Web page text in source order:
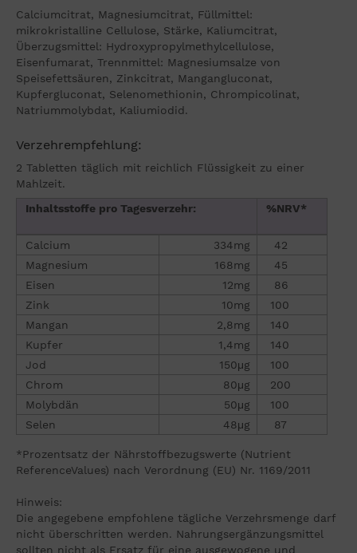
Calciumcitrat, Magnesiumcitrat, Füllmittel:
mikrokristalline Cellulose, Stärke, Kaliumcitrat,
Überzugsmittel: Hydroxypropylmethylcellulose,
Eisenfumarat, Trennmittel: Magnesiumsalze von
Speisefettsäuren, Zinkcitrat, Mangangluconat,
Kupfergluconat, Selenomethionin, Chrompicolinat,
Natriummolybdat, Kaliumiodid.
Verzehrempfehlung:
2 Tabletten täglich mit reichlich Flüssigkeit zu einer
Mahlzeit.
Inhaltsstoffe pro Tagesverzehr:
%NRV*
Calcium 334mg
42
Magnesium
168mg
45
Eisen
12mg
86
Zink
10mg
100
Mangan
2,8mg
140
Kupfer
1,4mg
140
Jod
150μg
100
Chrom
80μg
200
Molybdän
50μg
100
Selen
48μg 87
*Prozentsatz der Nährstoffbezugswerte (Nutrient
ReferenceValues) nach Verordnung (EU) Nr. 1169/2011
Hinweis:
Die angegebene empfohlene tägliche Verzehrsmenge darf
nicht überschritten werden. Nahrungsergänzungsmittel
sollten nicht als Ersatz für eine ausgewogene und